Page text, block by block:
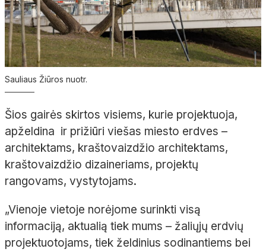
Sauliaus Žiūros nuotr.
Šios gairės skirtos visiems, kurie projektuoja,
apželdina ir prižiūri viešas miesto erdves –
architektams, kraštovaizdžio architektams,
kraštovaizdžio dizaineriams, projektų
rangovams, vystytojams.
„Vienoje vietoje norėjome surinkti visą
informaciją, aktualią tiek mums – žaliųjų erdvių
projektuotojams, tiek želdinius sodinantiems bei